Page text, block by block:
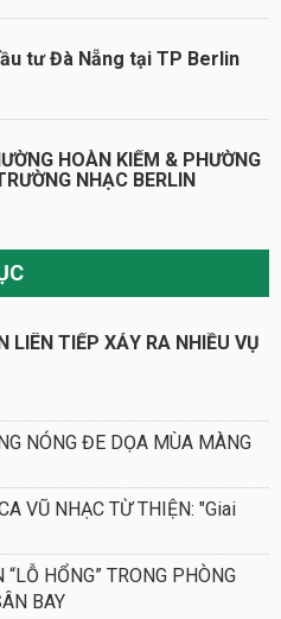
tư Đà Nẵng tại TP Berlin
HOÀN KIẾM & PHƯỜNG
NHẠC BERLIN
LIÊN TIẾP XẢY RA NHIỀU VỤ
NÓNG ĐE DỌA MÙA MÀNG
VŨ NHẠC TỪ THIỆN: "Giai
HỔNG” TRONG PHÒNG
BAY